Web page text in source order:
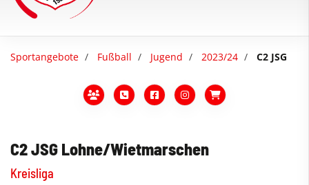
Sportangebote Fußball Jugend 2023/24 C2 JSG
C2 JSG Lohne/Wietmarschen
Kreisliga